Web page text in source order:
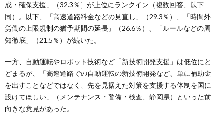
成・確保支援」（32.3％）が上位にランクイン（複数回答、以下
同）。以下、「高速道路料金などの見直し」（29.3％）、「時間外
労働の上限規制の猶予期間の延長」（26.6％）、「ルールなどの周
知徹底」（21.5％）が続いた。
一方、自動運転やロボット技術など「新技術開発支援」は低位にと
どまるが、「高速道路での自動運転の新技術開発など、単に補助金
を出すことなどではなく、先を見据えた対策を支援する体制を国に
設けてほしい」（メンテナンス・警備・検査、静岡県）といった前
向きな意見があった。